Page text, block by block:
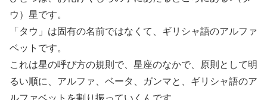
ウ）星です。
「タウ」は固有の名前ではなくて、ギリシャ語のアルファ
ベットです。
これは星の呼び方の規則で、星座のなかで、原則として明
るい順に、アルファ、ベータ、ガンマと、ギリシャ語のア